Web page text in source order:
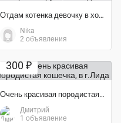
Отдам котенка девочку в хорошие руки
Nika
2 объявления
300 ₽
Очень красивая породистая кошечка
Дмитрий
1 объявление